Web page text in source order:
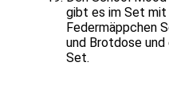
gibt es im Set
Federmäppchen
und Brotdose
Set.